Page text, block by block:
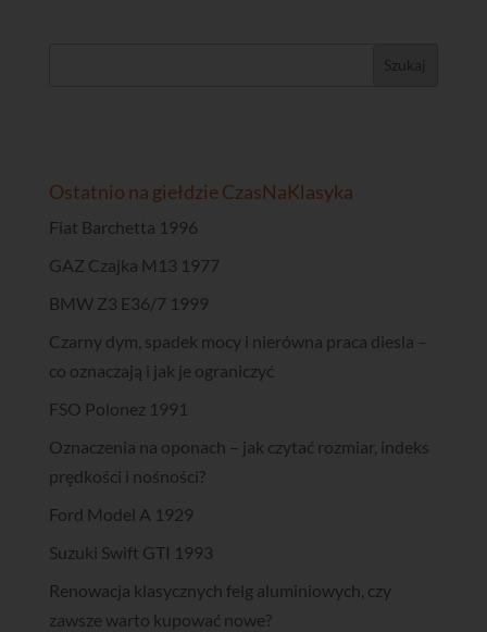
Ostatnio na giełdzie CzasNaKlasyka
Fiat Barchetta 1996
GAZ Czajka M13 1977
BMW Z3 E36/7 1999
Czarny dym, spadek mocy i nierówna praca diesla –
co oznaczają i jak je ograniczyć
FSO Polonez 1991
Oznaczenia na oponach – jak czytać rozmiar, indeks
prędkości i nośności?
Ford Model A 1929
Suzuki Swift GTI 1993
Renowacja klasycznych felg aluminiowych, czy
zawsze warto kupować nowe?